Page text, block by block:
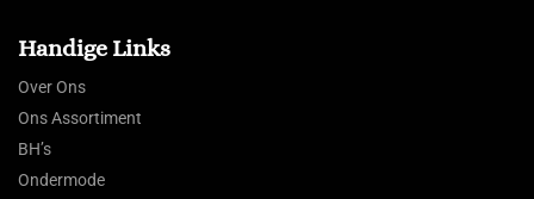
Handige Links
Over Ons
Ons Assortiment
BH’s
Ondermode